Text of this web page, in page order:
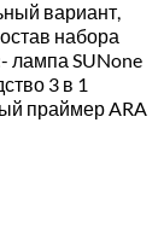
вариант,
набора
лампа SUNone
3 в 1
праймер ARA